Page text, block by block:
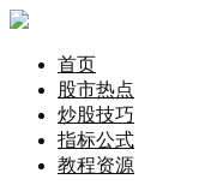
首页
股市热点
炒股技巧
指标公式
教程资源